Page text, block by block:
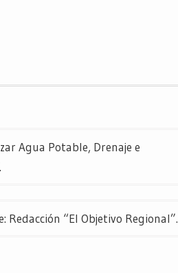
Agua Potable, Drenaje e
Redacción “El Objetivo Regional”.